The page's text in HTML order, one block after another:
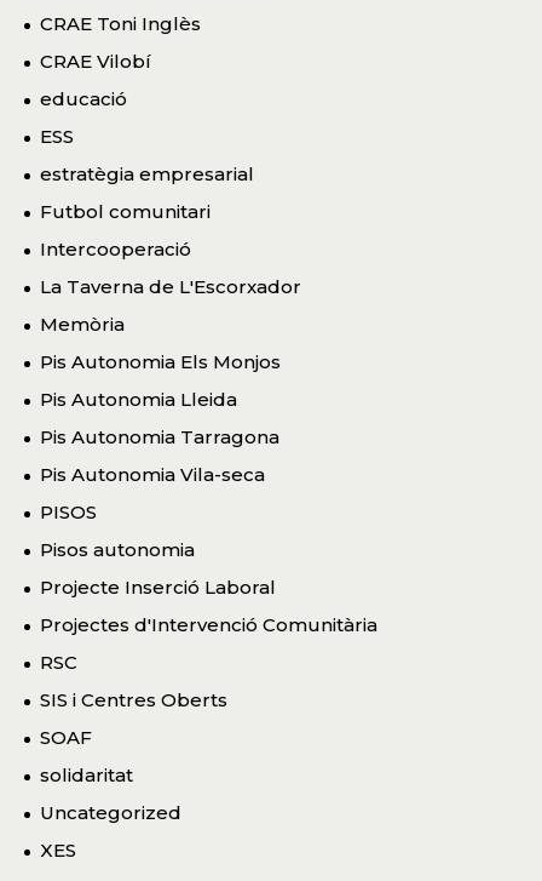
CRAE Toni Inglès
CRAE Vilobí
educació
ESS
estratègia empresarial
Futbol comunitari
Intercooperació
La Taverna de L'Escorxador
Memòria
Pis Autonomia Els Monjos
Pis Autonomia Lleida
Pis Autonomia Tarragona
Pis Autonomia Vila-seca
PISOS
Pisos autonomia
Projecte Inserció Laboral
Projectes d'Intervenció Comunitària
RSC
SIS i Centres Oberts
SOAF
solidaritat
Uncategorized
XES